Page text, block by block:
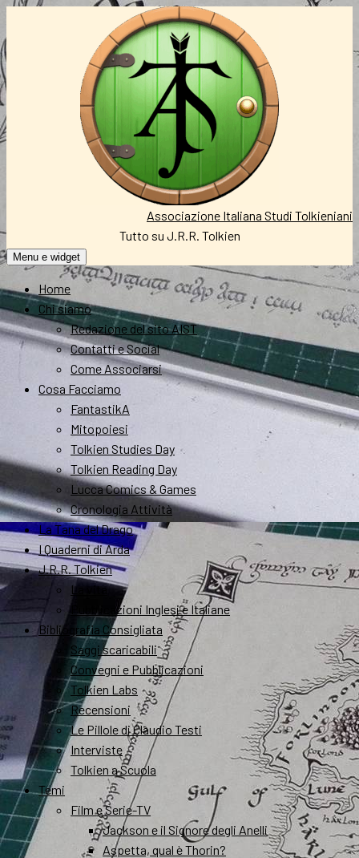
al
contenuto
Associazione Italiana Studi Tolkieniani
Tutto su J.R.R. Tolkien
Menu e widget
Home
Chi siamo
Redazione del sito AIST
Contatti e Social
Come Associarsi
Cosa Facciamo
FantastikA
Mitopoiesi
Tolkien Studies Day
Tolkien Reading Day
Lucca Comics & Games
Cronologia Attività
La Tana del Drago
I Quaderni di Arda
J.R.R. Tolkien
La vita
Pubblicazioni Inglesi e Italiane
Bibliografia Consigliata
Saggi scaricabili
Convegni e Pubblicazioni
Tolkien Labs
Recensioni
Le Pillole di Claudio Testi
Interviste
Tolkien a Scuola
Temi
Film e Serie-TV
Jackson e il Signore degli Anelli
Aspetta, qual è Thorin?